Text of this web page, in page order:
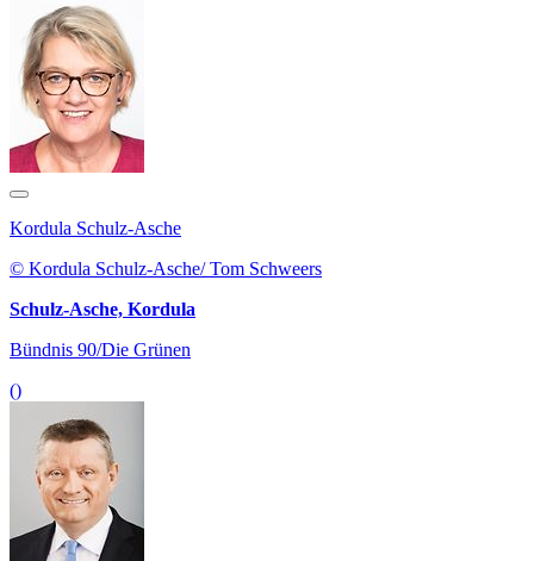
Kordula Schulz-Asche
© Kordula Schulz-Asche/ Tom Schweers
Schulz-Asche, Kordula
Bündnis 90/Die Grünen
()